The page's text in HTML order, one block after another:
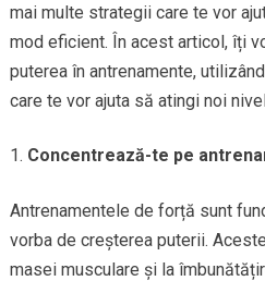
mai multe strategii care te vor
mod eficient. În acest articol, îți
puterea în antrenamente,
care te vor ajuta să atingi noi
Concentrează-te pe
Antrenamentele de forță sunt
vorba de creșterea puterii.
masei musculare și la